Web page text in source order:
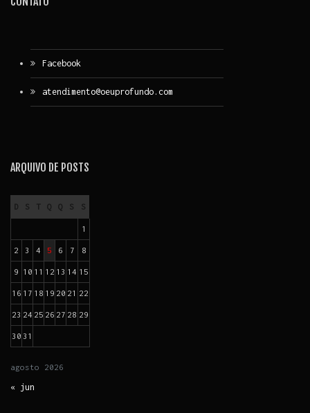
Facebook
atendimento@oeuprofundo.com
ARQUIVO DE POSTS
agosto 2026
D S T Q Q S S
1
2 3 4 5 6 7 8
9 10 11 12 13 14 15
16 17 18 19 20 21 22
23 24 25 26 27 28 29
30 31
« jun